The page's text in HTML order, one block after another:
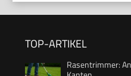
TOP-ARTIKEL
Rasentrimmer: